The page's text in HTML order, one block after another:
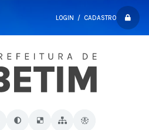
LOGIN / CADASTRO